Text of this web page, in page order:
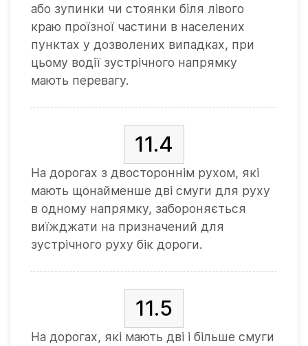
або зупинки чи стоянки біля лівого
краю проїзної частини в населених
пунктах у дозволених випадках, при
цьому водії зустрічного напрямку
мають перевагу.
11.4
На дорогах з двостороннім рухом, які
мають щонайменше дві смуги для руху
в одному напрямку, забороняється
виїжджати на призначений для
зустрічного руху бік дороги.
11.5
На дорогах, які мають дві і більше смуги